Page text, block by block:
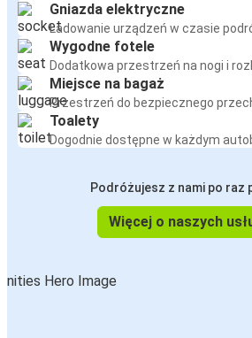
Gniazda elektryczne
Ładowanie urządzeń w czasie
Wygodne fotele
Dodatkowa przestrzeń na nogi i
Miejsce na bagaż
Przestrzeń do bezpiecznego
Toalety
Dogodnie dostępne w każdym
Podróżujesz z nami po raz
Więcej o naszych